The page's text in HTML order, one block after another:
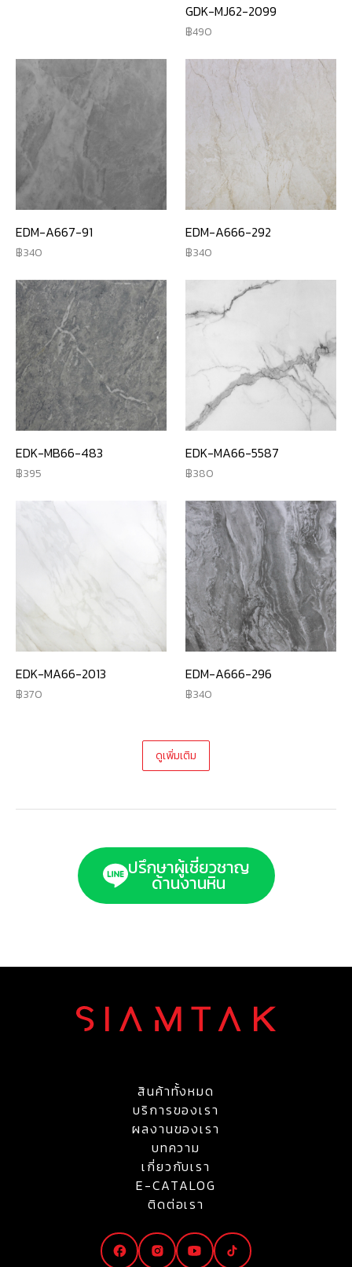
GDK-MJ62-2099
490
EDM-A667-91
340
EDM-A666-292
340
EDK-MB66-483
395
EDK-MA66-5587
380
EDK-MA66-2013
370
EDM-A666-296
340
ดูเพิ่มเติม
ปรึกษาผู้เชี่ยวชาญ
ด้านงานหิน
สินค้าทั้งหมด
บริการของเรา
ผลงานของเรา
บทความ
เกี่ยวกับเรา
E-CATALOG
ติดต่อเรา